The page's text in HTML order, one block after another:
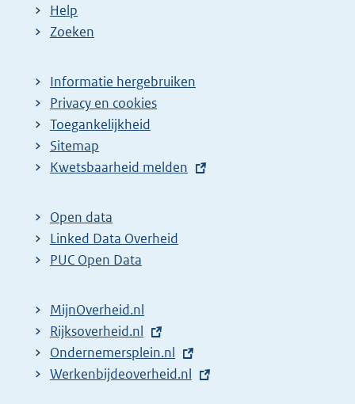
Help
Zoeken
Informatie hergebruiken
Privacy en cookies
Toegankelijkheid
Sitemap
E
t
e
r
l
i
n
k
Kwetsbaarheid melden
Open data
Linked Data Overheid
PUC Open Data
MijnOverheid.nl
E
x
t
Rijksoverheid.nl
E
x
Ondernemersplein.nl
E
Werkenbijdeoverheid.nl